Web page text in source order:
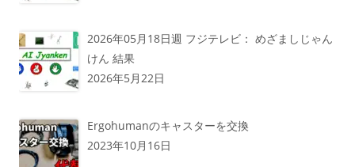
2026年05月18日週 フジテレビ： めざましじゃん
けん 結果
2026年5月22日
Ergohumanのキャスターを交換
2023年10月16日